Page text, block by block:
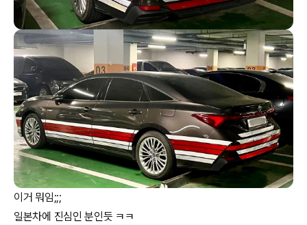
이거 뭐임;;;
일본차에 진심인 분인듯 ㅋㅋ